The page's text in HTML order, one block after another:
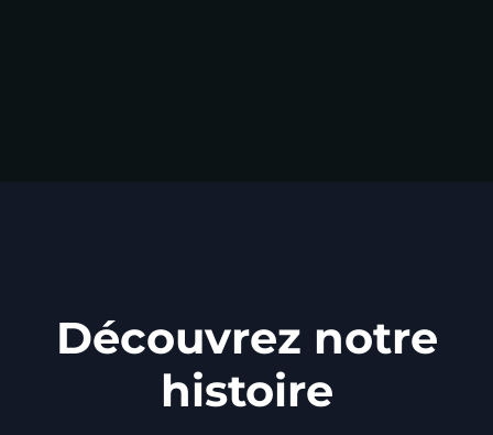
Découvrez notre
histoire